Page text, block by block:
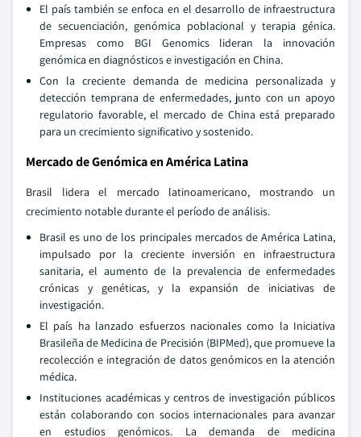
El país también se enfoca en el desarrollo de infraestructura
de secuenciación, genómica poblacional y terapia génica.
Empresas como BGI Genomics lideran la innovación
genómica en diagnósticos e investigación en China.
Con la creciente demanda de medicina personalizada y
detección temprana de enfermedades, junto con un apoyo
regulatorio favorable, el mercado de China está preparado
para un crecimiento significativo y sostenido.
Mercado de Genómica en América Latina
Brasil lidera el mercado latinoamericano, mostrando un
crecimiento notable durante el período de análisis.
Brasil es uno de los principales mercados de América Latina,
impulsado por la creciente inversión en infraestructura
sanitaria, el aumento de la prevalencia de enfermedades
crónicas y genéticas, y la expansión de iniciativas de
investigación.
El país ha lanzado esfuerzos nacionales como la Iniciativa
Brasileña de Medicina de Precisión (BIPMed), que promueve la
recolección e integración de datos genómicos en la atención
médica.
Instituciones académicas y centros de investigación públicos
están colaborando con socios internacionales para avanzar
en estudios genómicos. La demanda de medicina